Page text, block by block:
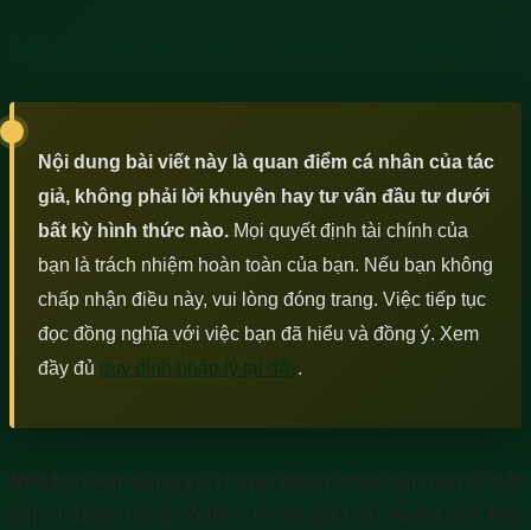
Nội dung bài viết này là quan điểm cá nhân của tác
giả, không phải lời khuyên hay tư vấn đầu tư dưới
bất kỳ hình thức nào. Mọi quyết định tài chính của
bạn là trách nhiệm hoàn toàn của bạn. Nếu bạn không
chấp nhận điều này, vui lòng đóng trang. Việc tiếp tục
đọc đồng nghĩa với việc bạn đã hiểu và đồng ý. Xem
đầy đủ quy định pháp lý tại đây.
Nếu bạn xem bảng giá chứng khoán, chắc hẳn bạn sẽ bắt
gặp những thông số hiển thị về giá trần và giá sàn. Vậy